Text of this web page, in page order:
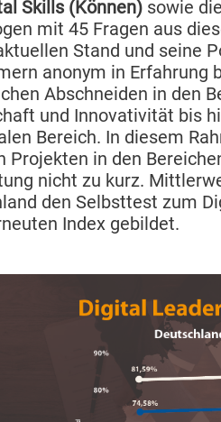
Skills (Können) sowie die
mit 45 Fragen aus
Stand und seine
anonym in Erfahrung
Abschneiden in den
und Innovativität bis
Bereich. In diesem
Projekten in den
nicht zu kurz.
den Selbsttest zum
Index gebildet.